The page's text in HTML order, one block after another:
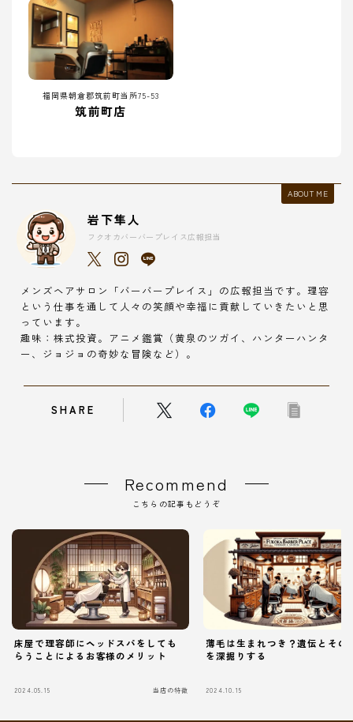
福岡県朝倉郡筑前町当所75-53
筑前町店
ABOUT ME
岩下隼人
フクオカバーバープレイス広報担当
メンズヘアサロン「バーバープレイス」の広報担当です。理容
という仕事を通して人々の笑顔や幸福に貢献していきたいと思
っています。
趣味：株式投資。アニメ鑑賞（黄泉のツガイ、ハンターハンタ
ー、ジョジョの奇妙な冒険など）。
SHARE
Recommend
こちらの記事もどうぞ
床屋で理容師にヘッドスパをしても
らうことによるお客様のメリット
2024.05.15 当店の特徴
薄毛は生まれつき？遺伝とその
を深掘りする
2024.10.15